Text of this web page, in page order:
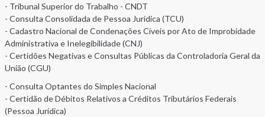
- Tribunal Superior do Trabalho - CNDT
- Consulta Consolidada de Pessoa Jurídica (TCU)
- Cadastro Nacional de Condenações Cíveis por Ato de Improbidade
Administrativa e Inelegibilidade (CNJ)
- Certidões Negativas e Consultas Públicas da Controladoria Geral da
União (CGU)
- Consulta Optantes do Simples Nacional
- Certidão de Débitos Relativos a Créditos Tributários Federais
(Pessoa Jurídica)